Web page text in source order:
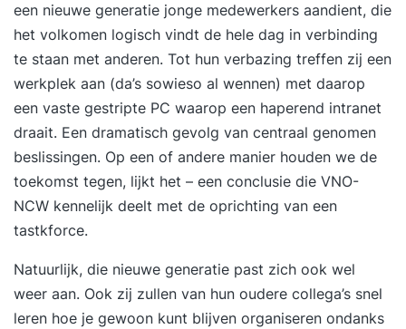
een nieuwe generatie jonge medewerkers aandient, die
het volkomen logisch vindt de hele dag in verbinding
te staan met anderen. Tot hun verbazing treffen zij een
werkplek aan (da’s sowieso al wennen) met daarop
een vaste gestripte PC waarop een haperend intranet
draait. Een dramatisch gevolg van centraal genomen
beslissingen. Op een of andere manier houden we de
toekomst tegen, lijkt het – een conclusie die VNO-
NCW kennelijk deelt met de oprichting van een
tastkforce.
Natuurlijk, die nieuwe generatie past zich ook wel
weer aan. Ook zij zullen van hun oudere collega’s snel
leren hoe je gewoon kunt blijven organiseren ondanks